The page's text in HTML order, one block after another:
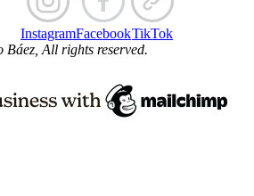
InstagramFacebookTikTok
All rights reserved.